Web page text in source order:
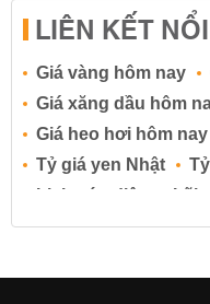
LIÊN KẾT
Giá vàng hôm nay
Giá xăng dầu hôm
Giá heo hơi hôm nay
Tỷ giá yen Nhật
Lịch cúp điện
Lãi
Lãi suất tiết kiệm